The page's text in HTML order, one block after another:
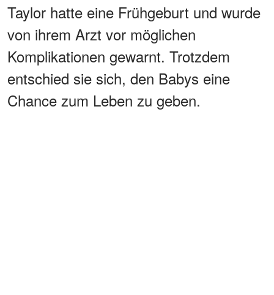
Taylor hatte eine Frühgeburt und wurde
von ihrem Arzt vor möglichen
Komplikationen gewarnt. Trotzdem
entschied sie sich, den Babys eine
Chance zum Leben zu geben.